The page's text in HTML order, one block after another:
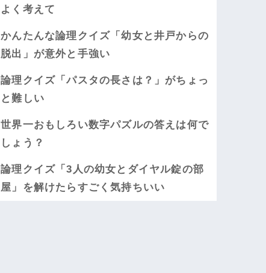
よく考えて
かんたんな論理クイズ「幼女と井戸からの
脱出」が意外と手強い
論理クイズ「パスタの長さは？」がちょっ
と難しい
世界一おもしろい数字パズルの答えは何で
しょう？
論理クイズ「3人の幼女とダイヤル錠の部
屋」を解けたらすごく気持ちいい